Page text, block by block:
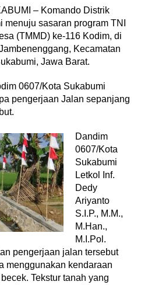
– Komando Distrik
sasaran program TNI
(TMMD) ke-116 Kodim, di
Kecamatan
Jawa Barat.
0607/Kota Sukabumi
pengerjaan Jalan sepanjang
Dandim
0607/Kota
Sukabumi
Letkol Inf.
Dedy
Ariyanto
S.I.P., M.M.,
M.Han.,
M.I.Pol.
pengerjaan jalan tersebut
menggunakan kendaraan
Tekstur tanah yang